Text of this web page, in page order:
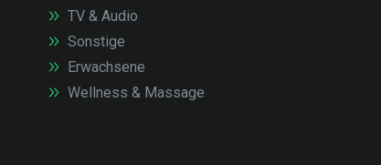
TV & Audio
Sonstige
Erwachsene
Wellness & Massage